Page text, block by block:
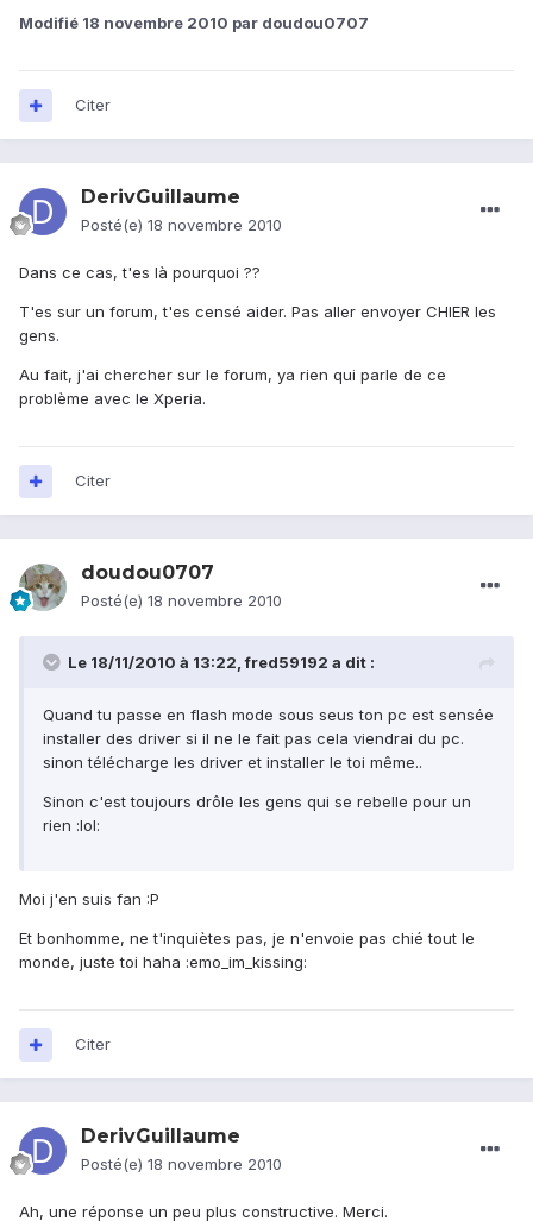
Modifié 18 novembre 2010 par doudou0707
Citer
DerivGuillaume
Posté(e) 18 novembre 2010
Dans ce cas, t'es là pourquoi ??
T'es sur un forum, t'es censé aider. Pas aller envoyer CHIER les
gens.
Au fait, j'ai chercher sur le forum, ya rien qui parle de ce
problème avec le Xperia.
Citer
doudou0707
Posté(e) 18 novembre 2010
Le 18/11/2010 à 13:22, fred59192 a dit :
Quand tu passe en flash mode sous seus ton pc est sensée
installer des driver si il ne le fait pas cela viendrai du pc.
sinon télécharge les driver et installer le toi même..
Sinon c'est toujours drôle les gens qui se rebelle pour un
rien :lol:
Moi j'en suis fan :P
Et bonhomme, ne t'inquiètes pas, je n'envoie pas chié tout le
monde, juste toi haha :emo_im_kissing:
Citer
DerivGuillaume
Posté(e) 18 novembre 2010
Ah, une réponse un peu plus constructive. Merci.